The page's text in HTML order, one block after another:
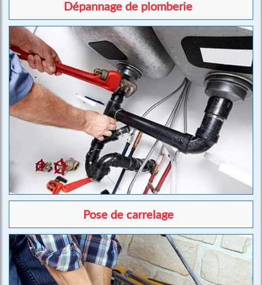
Dépannage de plomberie
Pose de carrelage